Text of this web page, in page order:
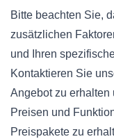
Bitte beachten Sie,
zusätzlichen
und Ihren
Kontaktieren Sie
Angebot zu erhalten
Preisen und
Preispakete zu